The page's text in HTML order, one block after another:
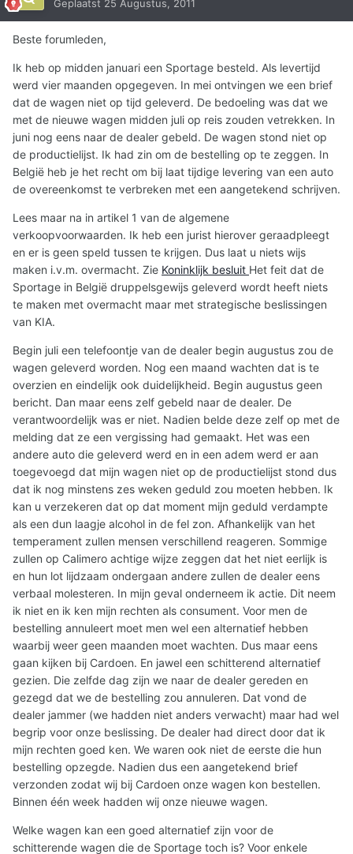
Geplaatst 25 Augustus, 2011
Beste forumleden,
Ik heb op midden januari een Sportage besteld. Als levertijd
werd vier maanden opgegeven. In mei ontvingen we een brief
dat de wagen niet op tijd geleverd. De bedoeling was dat we
met de nieuwe wagen midden juli op reis zouden vetrekken. In
juni nog eens naar de dealer gebeld. De wagen stond niet op
de productielijst. Ik had zin om de bestelling op te zeggen. In
België heb je het recht om bij laat tijdige levering van een auto
de overeenkomst te verbreken met een aangetekend schrijven.
Lees maar na in artikel 1 van de algemene
verkoopvoorwaarden. Ik heb een jurist hierover geraadpleegt
en er is geen speld tussen te krijgen. Dus laat u niets wijs
maken i.v.m. overmacht. Zie Koninklijk besluit Het feit dat de
Sportage in België druppelsgewijs geleverd wordt heeft niets
te maken met overmacht maar met strategische beslissingen
van KIA.
Begin juli een telefoontje van de dealer begin augustus zou de
wagen geleverd worden. Nog een maand wachten dat is te
overzien en eindelijk ook duidelijkheid. Begin augustus geen
bericht. Dan maar eens zelf gebeld naar de dealer. De
verantwoordelijk was er niet. Nadien belde deze zelf op met de
melding dat ze een vergissing had gemaakt. Het was een
andere auto die geleverd werd en in een adem werd er aan
toegevoegd dat mijn wagen niet op de productielijst stond dus
dat ik nog minstens zes weken geduld zou moeten hebben. Ik
kan u verzekeren dat op dat moment mijn geduld verdampte
als een dun laagje alcohol in de fel zon. Afhankelijk van het
temperament zullen mensen verschillend reageren. Sommige
zullen op Calimero achtige wijze zeggen dat het niet eerlijk is
en hun lot lijdzaam ondergaan andere zullen de dealer eens
verbaal molesteren. In mijn geval onderneem ik actie. Dit neem
ik niet en ik ken mijn rechten als consument. Voor men de
bestelling annuleert moet men wel een alternatief hebben
waarbij weer geen maanden moet wachten. Dus maar eens
gaan kijken bij Cardoen. En jawel een schitterend alternatief
gezien. Die zelfde dag zijn we naar de dealer gereden en
gezegd dat we de bestelling zou annuleren. Dat vond de
dealer jammer (we hadden niet anders verwacht) maar had wel
begrip voor onze beslissing. De dealer had direct door dat ik
mijn rechten goed ken. We waren ook niet de eerste die hun
bestelling opzegde. Nadien dus een aangetekend brief
verzonden zodat wij bij Cardoen onze wagen kon bestellen.
Binnen één week hadden wij onze nieuwe wagen.
Welke wagen kan een goed alternatief zijn voor de
schitterende wagen die de Sportage toch is? Voor enkele